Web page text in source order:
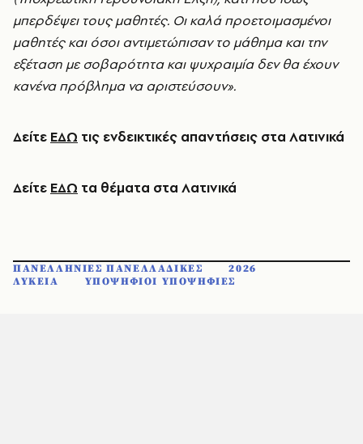
μπερδέψει τους μαθητές. Οι καλά προετοιμασμένοι
μαθητές και όσοι αντιμετώπισαν το μάθημα και την
εξέταση με σοβαρότητα και ψυχραιμία δεν θα έχουν
κανένα πρόβλημα να αριστεύσουν».
Δείτε ΕΔΩ τις ενδεικτικές απαντήσεις στα Λατινικά
Δείτε ΕΔΩ τα θέματα στα Λατινικά
ΠΑΝΕΛΛΗΝΙΕΣ ΠΑΝΕΛΛΑΔΙΚΕΣ
2026
ΛΥΚΕΙΑ
ΥΠΟΨΗΦΙΟΙ ΥΠΟΨΗΦΙΕΣ